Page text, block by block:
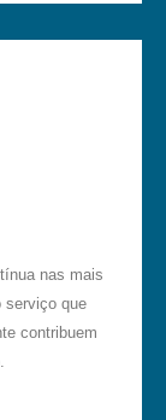
nas mais
serviço que
contribuem